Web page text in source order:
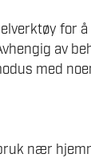
for
av
med
nær